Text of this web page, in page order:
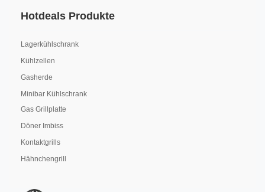
Hotdeals Produkte
Lagerkühlschrank
Kühlzellen
Gasherde
Minibar Kühlschrank
Gas Grillplatte
Döner Imbiss
Kontaktgrills
Hähnchengrill